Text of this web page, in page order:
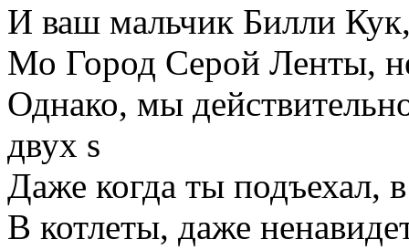
И ваш мальчик Билли
Мо Город Серой Ленты,
Однако, мы
двух s
Даже когда ты подъехал,
В котлеты, даже